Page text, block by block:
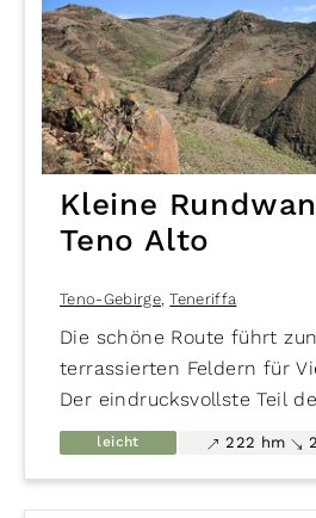
222 hm
6,0 km
Kleine
Teno-Gebirge
Teneriffa
auf Karte anzeigen
auf
—
auf Karte anzeigen auf
Kleine
Teno Alto
Teno-Gebirge, Teneriffa
Die schöne Route führt
terrassierten Feldern für
Der eindrucksvollste Teil
Galera o de los Lados de
Täler des Teno-Gebirges
leicht 222 hm